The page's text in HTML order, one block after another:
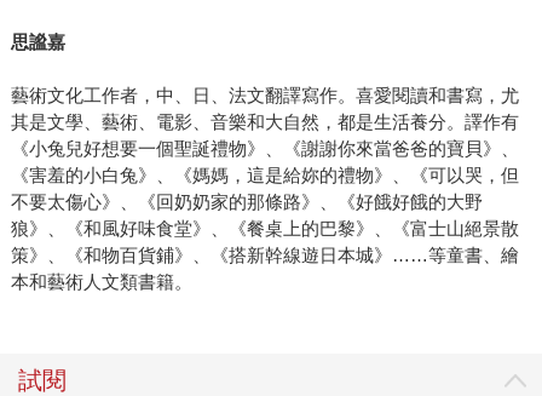
思謐嘉
藝術文化工作者，中、日、法文翻譯寫作。喜愛閱讀和書寫，尤
其是文學、藝術、電影、音樂和大自然，都是生活養分。譯作有
《小兔兒好想要一個聖誕禮物》、《謝謝你來當爸爸的寶貝》、
《害羞的小白兔》、《媽媽，這是給妳的禮物》、《可以哭，但
不要太傷心》、《回奶奶家的那條路》、《好餓好餓的大野
狼》、《和風好味食堂》、《餐桌上的巴黎》、《富士山絕景散
策》、《和物百貨鋪》、《搭新幹線遊日本城》……等童書、繪
本和藝術人文類書籍。
試閱